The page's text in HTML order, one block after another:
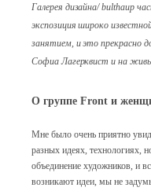
Галерея дизайна/ bulthaup
экспозиция широко
занятием, и это прекрасно
Софиа Лагерквист и на
О группе Front и
Мне было очень приятно
разных идеях, технологиях,
объединение художников, и
возникают идеи, мы не